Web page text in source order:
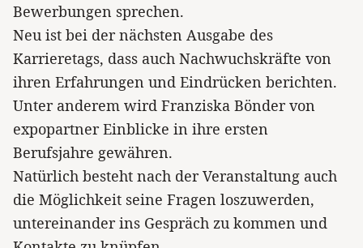
Bewerbungen sprechen.
Neu ist bei der nächsten Ausgabe des
Karrieretags, dass auch Nachwuchskräfte von
ihren Erfahrungen und Eindrücken berichten.
Unter anderem wird Franziska Bönder von
expopartner Einblicke in ihre ersten
Berufsjahre gewähren.
Natürlich besteht nach der Veranstaltung auch
die Möglichkeit seine Fragen loszuwerden,
untereinander ins Gespräch zu kommen und